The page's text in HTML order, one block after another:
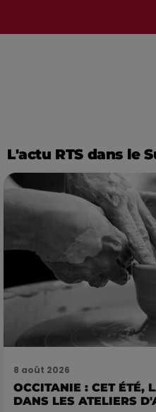
L'actu RTS dans le
8 août 2026
OCCITANIE : CET ÉTÉ,
DANS LES ATELIERS